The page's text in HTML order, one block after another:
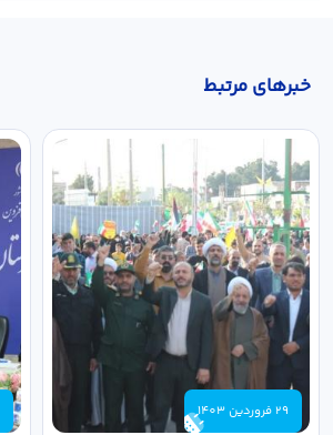
خبر‌های مرتبط
29 فروردین 1403